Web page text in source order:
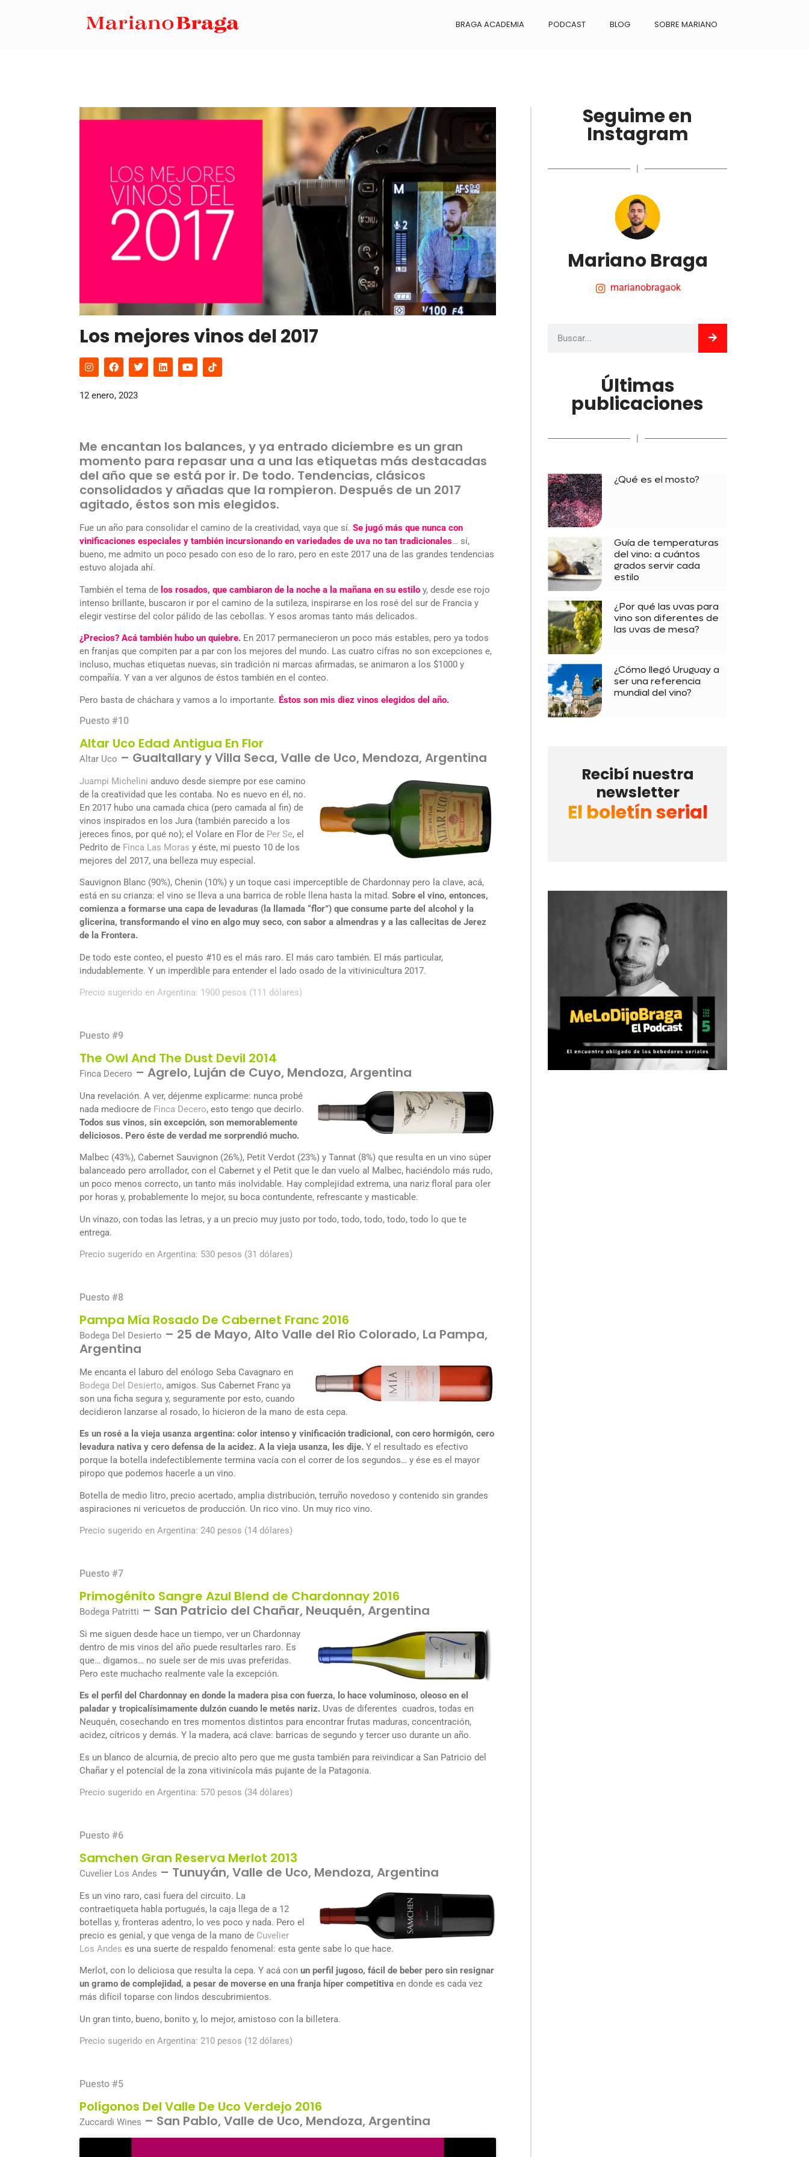
BRAGA ACADEMIA PODCAST BLOG SOBRE MARIANO
Los mejores vinos del 2017
12 enero, 2023
Me encantan los balances, y ya entrado diciembre es un gran
momento para repasar una a una las etiquetas más destacadas
del año que se está por ir. De todo. Tendencias, clásicos
consolidados y añadas que la rompieron. Después de un 2017
agitado, éstos son mis elegidos.
Fue un año para consolidar el camino de la creatividad, vaya que sí. Se jugó más que nunca con
vinificaciones especiales y también incursionando en variedades de uva no tan tradicionales… sí,
bueno, me admito un poco pesado con eso de lo raro, pero en este 2017 una de las grandes tendencias
estuvo alojada ahí.
También el tema de los rosados, que cambiaron de la noche a la mañana en su estilo y, desde ese rojo
intenso brillante, buscaron ir por el camino de la sutileza, inspirarse en los rosé del sur de Francia y
elegir vestirse del color pálido de las cebollas. Y esos aromas tanto más delicados.
¿Precios? Acá también hubo un quiebre. En 2017 permanecieron un poco más estables, pero ya todos
en franjas que compiten par a par con los mejores del mundo. Las cuatro cifras no son excepciones e,
incluso, muchas etiquetas nuevas, sin tradición ni marcas afirmadas, se animaron a los $1000 y
compañía. Y van a ver algunos de éstos también en el conteo.
Pero basta de cháchara y vamos a lo importante. Éstos son mis diez vinos elegidos del año.
Puesto #10
Altar Uco Edad Antigua En Flor
Altar Uco – Gualtallary y Villa Seca, Valle de Uco, Mendoza, Argentina
Juampi Michelini anduvo desde siempre por ese camino
de la creatividad que les contaba. No es nuevo en él, no.
En 2017 hubo una camada chica (pero camada al fin) de
vinos inspirados en los Jura (también parecido a los
jereces finos, por qué no); el Volare en Flor de Per Se, el
Pedrito de Finca Las Moras y éste, mi puesto 10 de los
mejores del 2017, una belleza muy especial.
Sauvignon Blanc (90%), Chenin (10%) y un toque casi imperceptible de Chardonnay pero la clave, acá,
está en su crianza: el vino se lleva a una barrica de roble llena hasta la mitad. Sobre el vino, entonces,
comienza a formarse una capa de levaduras (la llamada “flor”) que consume parte del alcohol y la
glicerina, transformando el vino en algo muy seco, con sabor a almendras y a las callecitas de Jerez
de la Frontera.
De todo este conteo, el puesto #10 es el más raro. El más caro también. El más particular,
indudablemente. Y un imperdible para entender el lado osado de la vitivinicultura 2017.
Precio sugerido en Argentina: 1900 pesos (111 dólares)
Puesto #9
The Owl And The Dust Devil 2014
Finca Decero – Agrelo, Luján de Cuyo, Mendoza, Argentina
Una revelación. A ver, déjenme explicarme: nunca probé
nada mediocre de Finca Decero, esto tengo que decirlo.
Todos sus vinos, sin excepción, son memorablemente
deliciosos. Pero éste de verdad me sorprendió mucho.
Malbec (43%), Cabernet Sauvignon (26%), Petit Verdot (23%) y Tannat (8%) que resulta en un vino súper
balanceado pero arrollador, con el Cabernet y el Petit que le dan vuelo al Malbec, haciéndolo más rudo,
un poco menos correcto, un tanto más inolvidable. Hay complejidad extrema, una nariz floral para oler
por horas y, probablemente lo mejor, su boca contundente, refrescante y masticable.
Un vinazo, con todas las letras, y a un precio muy justo por todo, todo, todo, todo, todo lo que te
entrega.
Precio sugerido en Argentina: 530 pesos (31 dólares)
Puesto #8
Pampa Mía Rosado De Cabernet Franc 2016
Bodega Del Desierto – 25 de Mayo, Alto Valle del Rio Colorado, La Pampa,
Argentina
Me encanta el laburo del enólogo Seba Cavagnaro en
Bodega Del Desierto, amigos. Sus Cabernet Franc ya
son una ficha segura y, seguramente por esto, cuando
decidieron lanzarse al rosado, lo hicieron de la mano de esta cepa.
Es un rosé a la vieja usanza argentina: color intenso y vinificación tradicional, con cero hormigón, cero
levadura nativa y cero defensa de la acidez. A la vieja usanza, les dije. Y el resultado es efectivo
porque la botella indefectiblemente termina vacía con el correr de los segundos… y ése es el mayor
piropo que podemos hacerle a un vino.
Botella de medio litro, precio acertado, amplia distribución, terruño novedoso y contenido sin grandes
aspiraciones ni vericuetos de producción. Un rico vino. Un muy rico vino.
Precio sugerido en Argentina: 240 pesos (14 dólares)
Puesto #7
Primogénito Sangre Azul Blend de Chardonnay 2016
Bodega Patritti – San Patricio del Chañar, Neuquén, Argentina
Si me siguen desde hace un tiempo, ver un Chardonnay
dentro de mis vinos del año puede resultarles raro. Es
que… digamos… no suele ser de mis uvas preferidas.
Pero este muchacho realmente vale la excepción.
Es el perfil del Chardonnay en donde la madera pisa con fuerza, lo hace voluminoso, oleoso en el
paladar y tropicalísimamente dulzón cuando le metés nariz. Uvas de diferentes cuadros, todas en
Neuquén, cosechando en tres momentos distintos para encontrar frutas maduras, concentración,
acidez, cítricos y demás. Y la madera, acá clave: barricas de segundo y tercer uso durante un año.
Es un blanco de alcurnia, de precio alto pero que me gusta también para reivindicar a San Patricio del
Chañar y el potencial de la zona vitivinícola más pujante de la Patagonia.
Precio sugerido en Argentina: 570 pesos (34 dólares)
Puesto #6
Samchen Gran Reserva Merlot 2013
Cuvelier Los Andes – Tunuyán, Valle de Uco, Mendoza, Argentina
Es un vino raro, casi fuera del circuito. La
contraetiqueta habla portugués, la caja llega de a 12
botellas y, fronteras adentro, lo ves poco y nada. Pero el
precio es genial, y que venga de la mano de Cuvelier
Los Andes es una suerte de respaldo fenomenal: esta gente sabe lo que hace.
Merlot, con lo deliciosa que resulta la cepa. Y acá con un perfil jugoso, fácil de beber pero sin resignar
un gramo de complejidad, a pesar de moverse en una franja híper competitiva en donde es cada vez
más difícil toparse con lindos descubrimientos.
Un gran tinto, bueno, bonito y, lo mejor, amistoso con la billetera.
Precio sugerido en Argentina: 210 pesos (12 dólares)
Puesto #5
Polígonos Del Valle De Uco Verdejo 2016
Zuccardi Wines – San Pablo, Valle de Uco, Mendoza, Argentina
Seguime en
Instagram
|
Mariano Braga
marianobragaok
Últimas
publicaciones
|
¿Qué es el mosto?
Guía de temperaturas
del vino: a cuántos
grados servir cada
estilo
¿Por qué las uvas para
vino son diferentes de
las uvas de mesa?
¿Cómo llegó Uruguay a
ser una referencia
mundial del vino?
Recibí nuestra
newsletter
El boletín serial